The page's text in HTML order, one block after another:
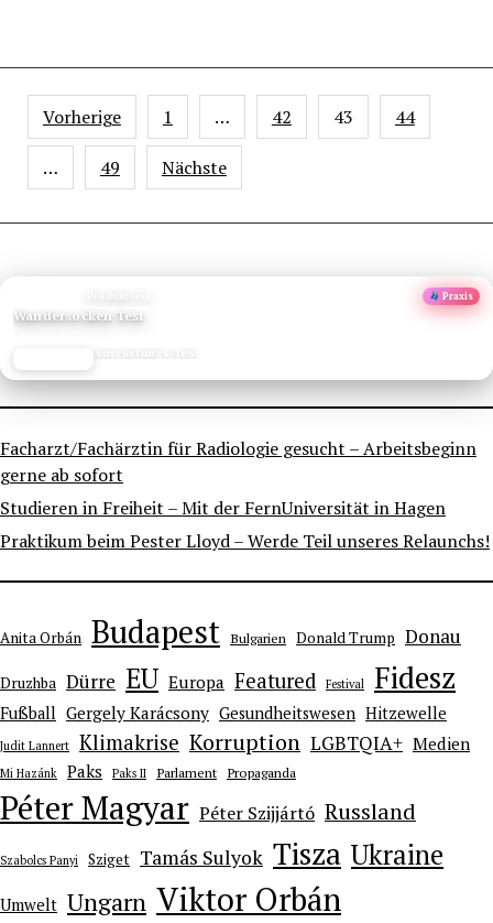
Seitennummerierung
der
Beiträge
Vorherige 1 … 42 43 44
… 49 Nächste
Praxis
Wandersocken Test
Facharzt/Fachärztin für Radiologie gesucht – Arbeitsbeginn
gerne ab sofort
Studieren in Freiheit – Mit der FernUniversität in Hagen
Praktikum beim Pester Lloyd – Werde Teil unseres Relaunchs!
Anita Orbán Budapest Bulgarien Donald Trump Donau
Druzhba Dürre EU Europa Featured Festival Fidesz
Fußball Gergely Karácsony Gesundheitswesen Hitzewelle
Judit Lannert Klimakrise Korruption LGBTQIA+ Medien
Mi Hazánk Paks Paks II Parlament Propaganda
Péter Magyar Péter Szijjártó Russland
Szabolcs Panyi Sziget Tamás Sulyok Tisza Ukraine
Umwelt Ungarn Viktor Orbán